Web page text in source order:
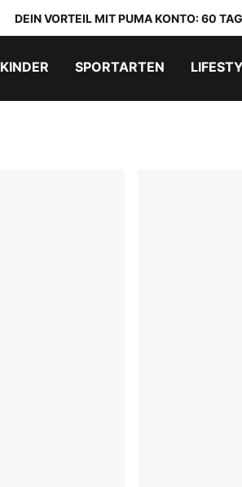
DEIN VORTEIL MIT PUMA KONTO: 60
KINDER SPORTARTEN